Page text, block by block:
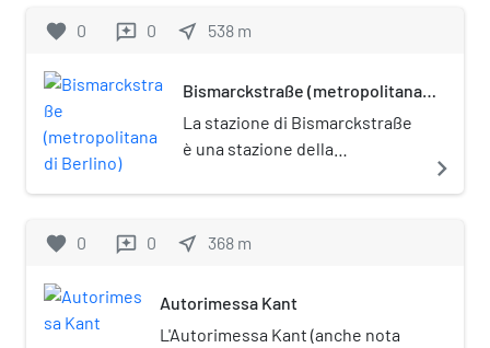
posta sotto tutela monumentale
favorite 0 reviews 0 near_me 538 m
Bismarckstraße (metropolitana
La stazione di Bismarckstraße
è una stazione della
all'incrocio delle linee U2 e U7.
denominata Bismarckstraße.
navigate_next
favorite 0 reviews 0 near_me 368 m
Autorimessa Kant
L'Autorimessa Kant (anche nota